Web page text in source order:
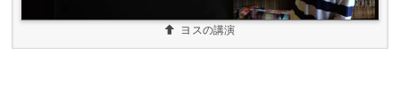
ヨスの講演